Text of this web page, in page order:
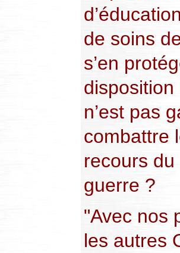
de soins
s’en
n’est pas
combattre
recours
guerre ?
"Avec nos
les autres